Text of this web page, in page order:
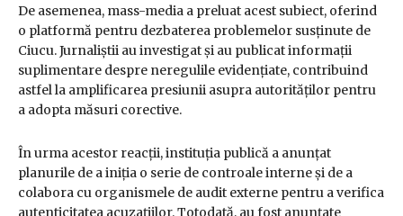
De asemenea, mass-media a preluat acest subiect, oferind
o platformă pentru dezbaterea problemelor susținute de
Ciucu. Jurnaliștii au investigat și au publicat informații
suplimentare despre neregulile evidențiate, contribuind
astfel la amplificarea presiunii asupra autorităților pentru
a adopta măsuri corective.
În urma acestor reacții, instituția publică a anunțat
planurile de a iniția o serie de controale interne și de a
colabora cu organismele de audit externe pentru a verifica
autenticitatea acuzațiilor. Totodată, au fost anunțate